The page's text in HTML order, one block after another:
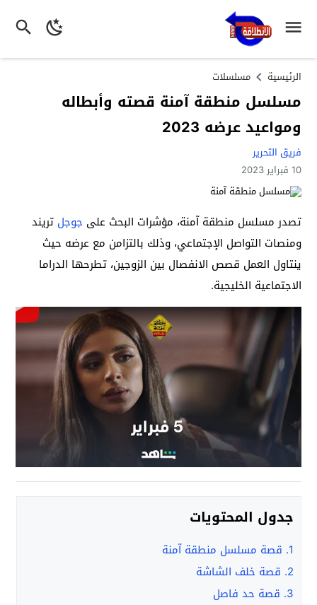
الرئيسية مسلسلات
مسلسل منطقة آمنة قصته وأبطاله
ومواعيد عرضه 2023
فريق التحرير
10 فبراير 2023
تصدر مسلسل منطقة آمنة، مؤشرات البحث على جوجل تريند
ومنصات التواصل الإجتماعي، وذلك بالتزامن مع عرضه حيث
ينتاول العمل قصص الانفصال بين الزوجين، تطرحها الدراما
الاجتماعية الخليجية.
جدول المحتويات
1. قصة مسلسل منطقة آمنة
2. قصة خلف الشاشة
3. قصة حد فاصل